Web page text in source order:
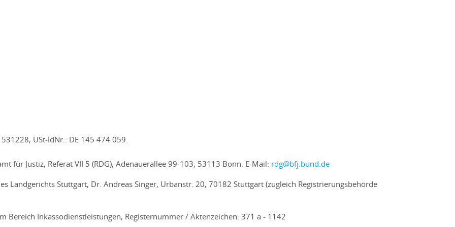
USt-IdNr.: DE 145 474 059.
für Justiz, Referat VII 5 (RDG), Adenauerallee 99-103, 53113 Bonn. E-Mail: rdg@bfj.bund.de
Landgerichts Stuttgart, Dr. Andreas Singer, Urbanstr. 20, 70182 Stuttgart (zugleich Registrierungsbehörde
Bereich Inkassodienstleistungen, Registernummer / Aktenzeichen: 371 a - 1142